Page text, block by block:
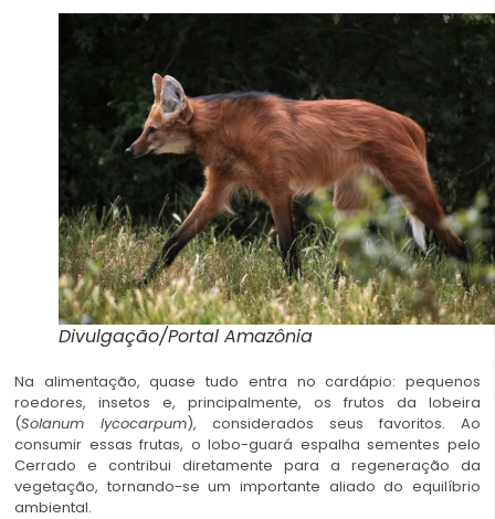
Divulgação/Portal Amazônia
Na alimentação, quase tudo entra no cardápio: pequenos
roedores, insetos e, principalmente, os frutos da lobeira
(Solanum lycocarpum), considerados seus favoritos. Ao
consumir essas frutas, o lobo-guará espalha sementes pelo
Cerrado e contribui diretamente para a regeneração da
vegetação, tornando-se um importante aliado do equilíbrio
ambiental.